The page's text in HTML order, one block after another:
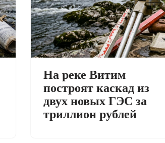
На реке Витим
построят каскад из
двух новых ГЭС за
триллион рублей